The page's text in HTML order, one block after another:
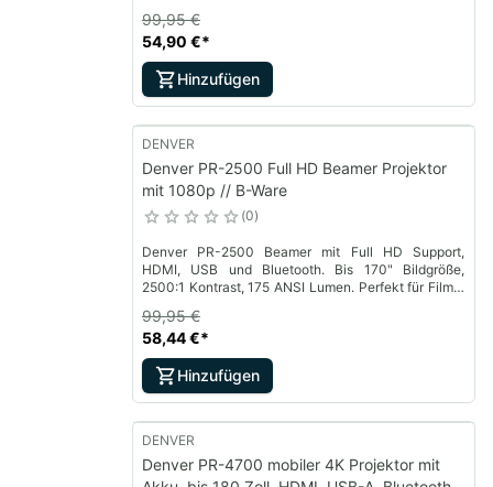
54,90 €*
99,95 €
Hinzufügen
DENVER
Denver PR-2500 Full HD Beamer Projektor
mit 1080p // B-Ware
0
Denver PR-2500 Beamer mit Full HD Support,
HDMI, USB und Bluetooth. Bis 170" Bildgröße,
2500:1 Kontrast, 175 ANSI Lumen. Perfekt für Filme,
58,44 €*
99,95 €
Hinzufügen
DENVER
Denver PR-4700 mobiler 4K Projektor mit